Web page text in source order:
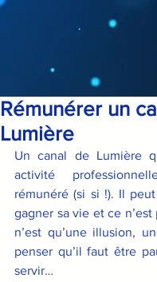
Rémunérer un
Lumière
Un canal de Lumière
activité
rémunéré (si si !). Il
gagner sa vie et ce n’est
n’est qu’une illusion,
penser qu’il faut être
servir…